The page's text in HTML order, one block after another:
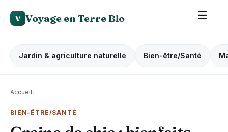
V Voyage en Terre Bio ☰
Jardin & agriculture naturelle Bien-être/Santé
Accueil›
BIEN-ÊTRE/SANTÉ